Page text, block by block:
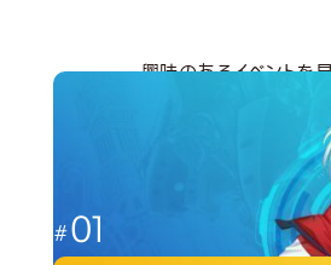
興味のあるイベントを
分野から
01